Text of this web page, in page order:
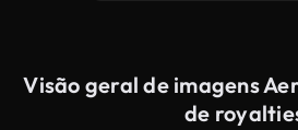
Visão geral de imagens
de